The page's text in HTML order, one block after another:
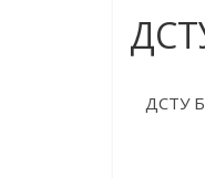
ДСТУ Б